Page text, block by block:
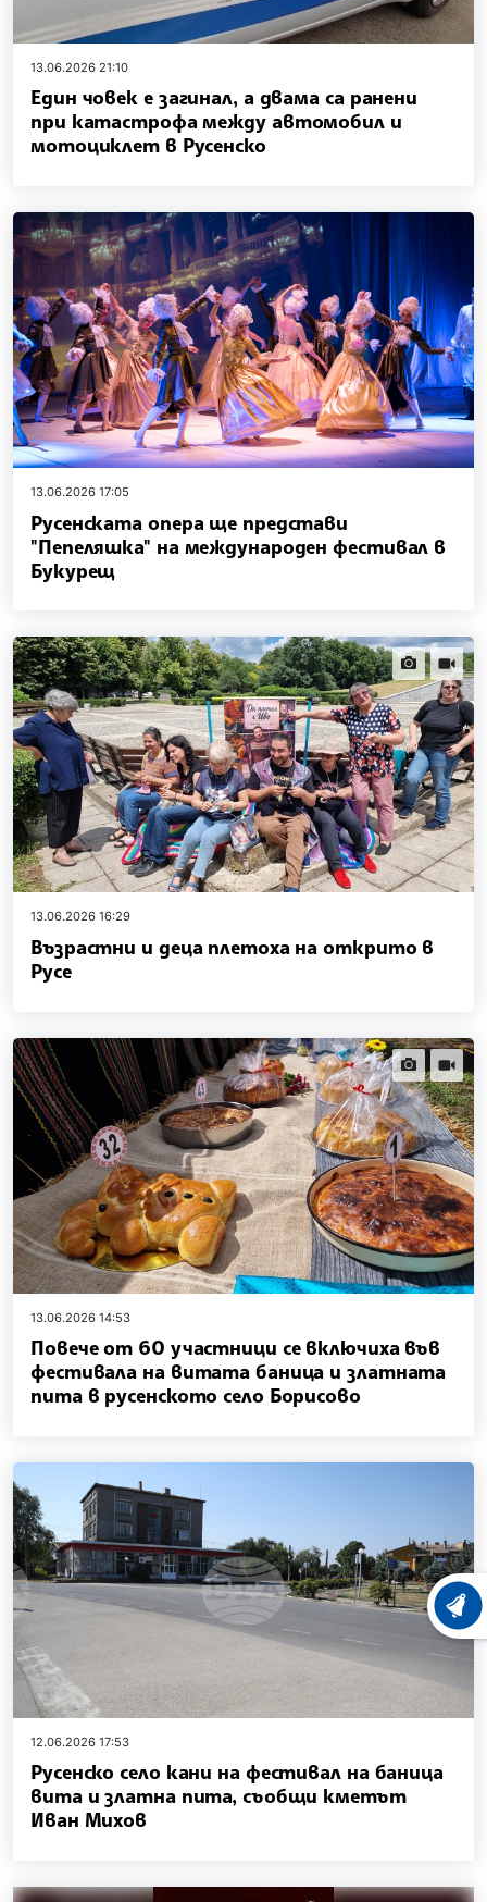
13.06.2026 21:10
Един човек е загинал, а двама са ранени
при катастрофа между автомобил и
мотоциклет в Русенско
13.06.2026 17:05
Русенската опера ще представи
"Пепеляшка" на международен фестивал в
Букурещ
news.images
13.06.2026 16:29
Възрастни и деца плетоха на открито в
Русе
news.images
13.06.2026 14:53
Повече от 60 участници се включиха във
фестивала на витата баница и златната
пита в русенското село Борисово
12.06.2026 17:53
Русенско село кани на фестивал на баница
вита и златна пита, съобщи кметът
Иван Михов